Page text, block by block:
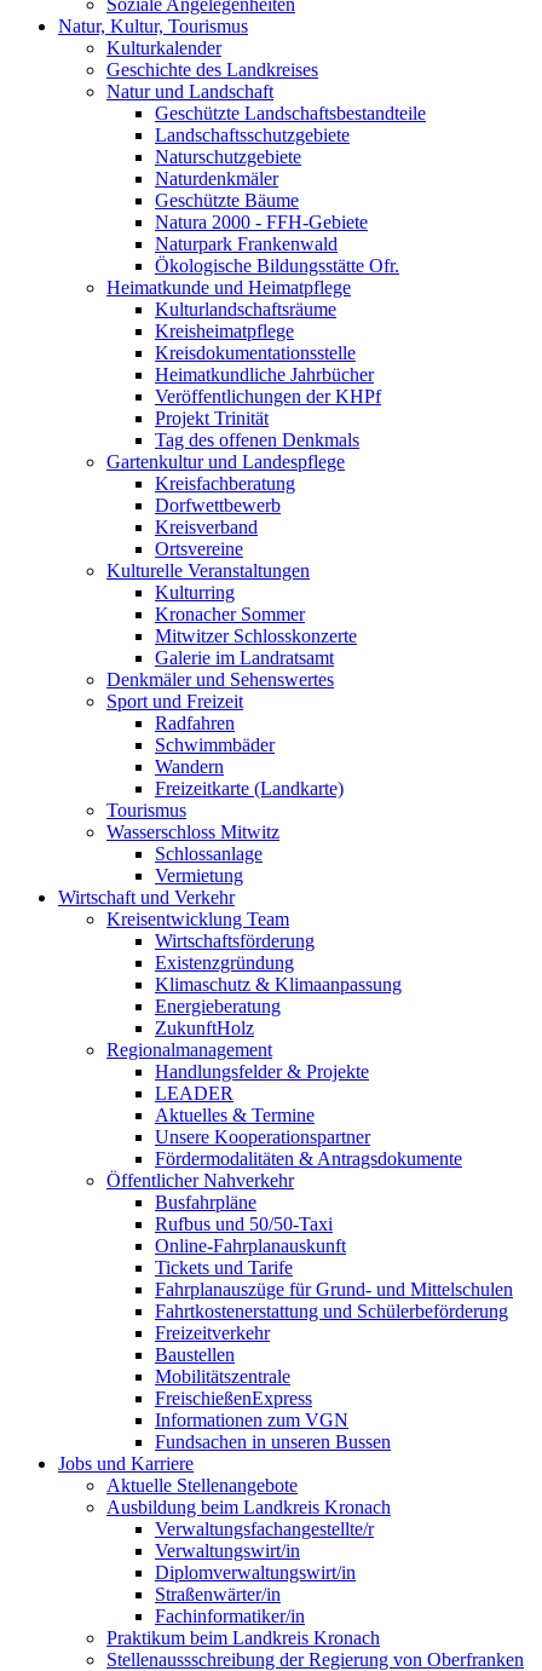
Soziale Angelegenheiten
Natur, Kultur, Tourismus
Kulturkalender
Geschichte des Landkreises
Natur und Landschaft
Geschützte Landschaftsbestandteile
Landschaftsschutzgebiete
Naturschutzgebiete
Naturdenkmäler
Geschützte Bäume
Natura 2000 - FFH-Gebiete
Naturpark Frankenwald
Ökologische Bildungsstätte Ofr.
Heimatkunde und Heimatpflege
Kulturlandschaftsräume
Kreisheimatpflege
Kreisdokumentationsstelle
Heimatkundliche Jahrbücher
Veröffentlichungen der KHPf
Projekt Trinität
Tag des offenen Denkmals
Gartenkultur und Landespflege
Kreisfachberatung
Dorfwettbewerb
Kreisverband
Ortsvereine
Kulturelle Veranstaltungen
Kulturring
Kronacher Sommer
Mitwitzer Schlosskonzerte
Galerie im Landratsamt
Denkmäler und Sehenswertes
Sport und Freizeit
Radfahren
Schwimmbäder
Wandern
Freizeitkarte (Landkarte)
Tourismus
Wasserschloss Mitwitz
Schlossanlage
Vermietung
Wirtschaft und Verkehr
Kreisentwicklung Team
Wirtschaftsförderung
Existenzgründung
Klimaschutz & Klimaanpassung
Energieberatung
ZukunftHolz
Regionalmanagement
Handlungsfelder & Projekte
LEADER
Aktuelles & Termine
Unsere Kooperationspartner
Fördermodalitäten & Antragsdokumente
Öffentlicher Nahverkehr
Busfahrpläne
Rufbus und 50/50-Taxi
Online-Fahrplanauskunft
Tickets und Tarife
Fahrplanauszüge für Grund- und Mittelschulen
Fahrtkostenerstattung und Schülerbeförderung
Freizeitverkehr
Baustellen
Mobilitätszentrale
FreischießenExpress
Informationen zum VGN
Fundsachen in unseren Bussen
Jobs und Karriere
Aktuelle Stellenangebote
Ausbildung beim Landkreis Kronach
Verwaltungsfachangestellte/r
Verwaltungswirt/in
Diplomverwaltungswirt/in
Straßenwärter/in
Fachinformatiker/in
Praktikum beim Landkreis Kronach
Stellenaussschreibung der Regierung von Oberfranken